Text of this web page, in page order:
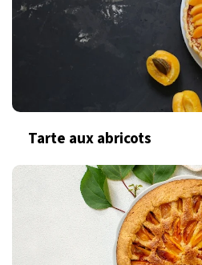
Tarte aux abricots